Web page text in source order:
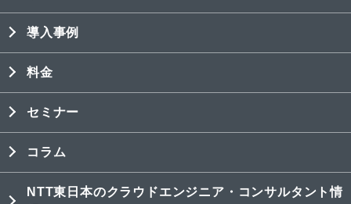
導入事例
料金
セミナー
コラム
NTT東日本のクラウドエンジニア・コンサルタント情